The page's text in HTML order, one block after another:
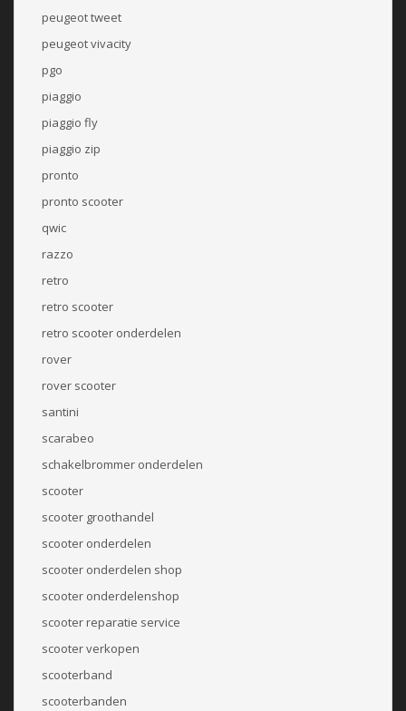
peugeot tweet
peugeot vivacity
pgo
piaggio
piaggio fly
piaggio zip
pronto
pronto scooter
qwic
razzo
retro
retro scooter
retro scooter onderdelen
rover
rover scooter
santini
scarabeo
schakelbrommer onderdelen
scooter
scooter groothandel
scooter onderdelen
scooter onderdelen shop
scooter onderdelenshop
scooter reparatie service
scooter verkopen
scooterband
scooterbanden